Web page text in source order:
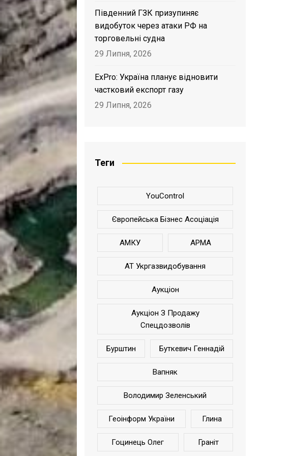
Південний ГЗК призупиняє
видобуток через атаки РФ на
торговельні судна
29 Липня, 2026
ExPro: Україна планує відновити
частковий експорт газу
29 Липня, 2026
Теги
YouControl
Європейська Бізнес Асоціація
АМКУ АРМА
АТ Укргазвидобування
Аукціон
Аукціон З Продажу
Спецдозволів
Бурштин Буткевич Геннадій
Вапняк
Володимир Зеленський
Геоінформ України Глина
Гоцинець Олег Граніт